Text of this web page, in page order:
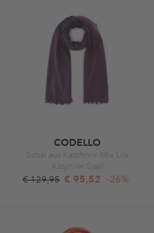
CODELLO
Schal aus Kaschmir-Mix Lila
Kasjmier Sjaal
€ 129,95 € 95,52 -26%